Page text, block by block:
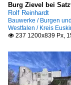
Burg Zievel bei
Rolf Reinhardt
Bauwerke / Burgen
Westfalen / Kreis
 237 1200x839 Px,